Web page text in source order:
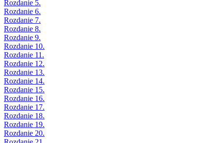
Rozdanie 5.
Rozdanie 6.
Rozdanie 7.
Rozdanie 8.
Rozdanie 9.
Rozdanie 10.
Rozdanie 11.
Rozdanie 12.
Rozdanie 13.
Rozdanie 14.
Rozdanie 15.
Rozdanie 16.
Rozdanie 17.
Rozdanie 18.
Rozdanie 19.
Rozdanie 20.